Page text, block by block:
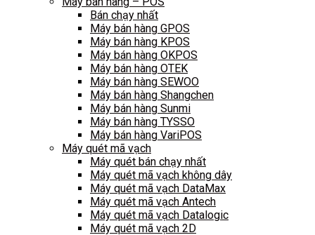
Bán chạy nhất
Máy bán hàng GPOS
Máy bán hàng KPOS
Máy bán hàng OKPOS
Máy bán hàng OTEK
Máy bán hàng SEWOO
Máy bán hàng Shangchen
Máy bán hàng Sunmi
Máy bán hàng TYSSO
Máy bán hàng VariPOS
Máy quét mã vạch
Máy quét bán chạy nhất
Máy quét mã vạch không dây
Máy quét mã vạch DataMax
Máy quét mã vạch Antech
Máy quét mã vạch Datalogic
Máy quét mã vạch 2D